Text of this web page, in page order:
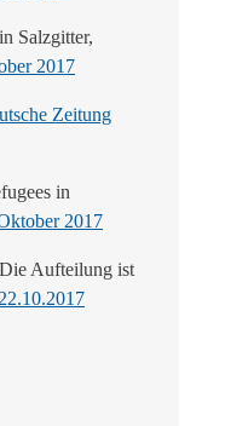
Salzgitter,
2017
Zeitung
in
2017
Aufteilung ist